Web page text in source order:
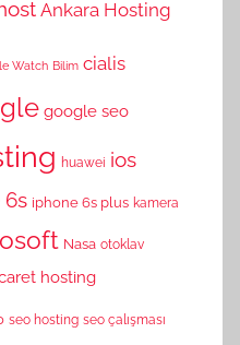
Ankara Hosting
Watch Bilim cialis
google seo
huawei ios
6s iphone 6s plus kamera
Nasa otoklav
hosting
seo hosting seo çalışması